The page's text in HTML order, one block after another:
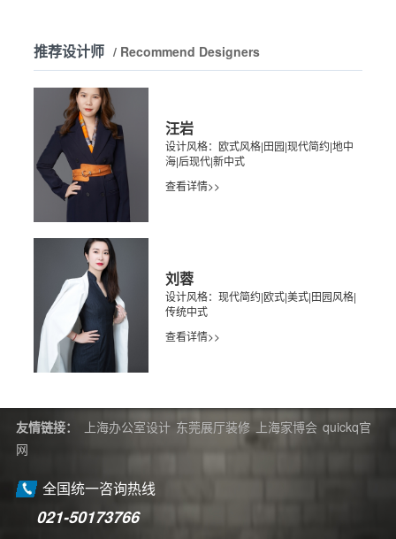
推荐设计师 / Recommend Designers
汪岩
设计风格：欧式风格|田园|现代简约|地中
海|后现代|新中式
查看详情>>
刘蓉
设计风格：现代简约|欧式|美式|田园风格|
传统中式
查看详情>>
友情链接： 上海办公室设计 东莞展厅装修 上海家博会 quickq官
网
全国统一咨询热线
021-50173766